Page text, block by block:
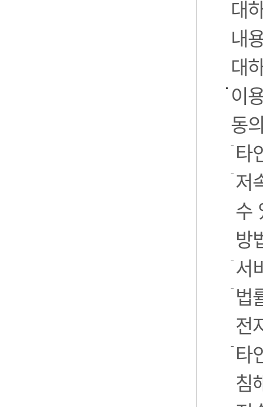
대
내
대
이
동
타
저
수
방
서
법
전
타
침